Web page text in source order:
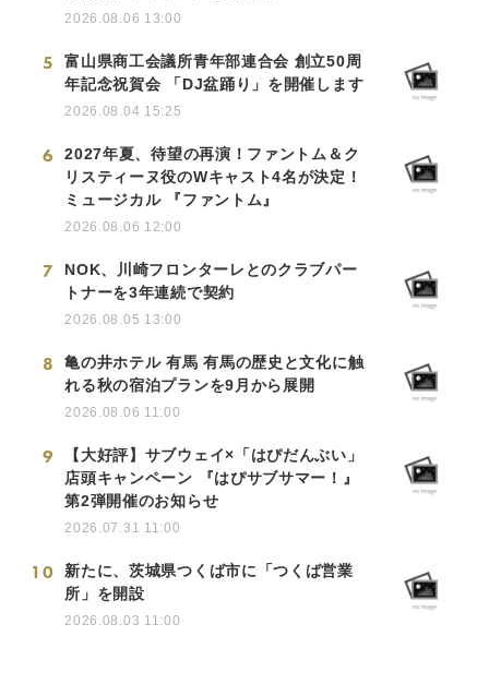
2026.08.06 13:00
5
富山県商工会議所青年部連合会 創立50周
年記念祝賀会 「DJ盆踊り」を開催します
2026.08.04 15:25
6
2027年夏、待望の再演！ファントム＆ク
リスティーヌ役のWキャスト4名が決定！
ミュージカル 『ファントム』
2026.08.06 12:00
7
NOK、川崎フロンターレとのクラブパー
トナーを3年連続で契約
2026.08.05 13:00
8
亀の井ホテル 有馬 有馬の歴史と文化に触
れる秋の宿泊プランを9月から展開
2026.08.06 11:00
9
【大好評】サブウェイ×「はぴだんぶい」
店頭キャンペーン 『はぴサブサマー！』
第2弾開催のお知らせ
2026.07.31 11:00
10
新たに、茨城県つくば市に「つくば営業
所」を開設
2026.08.03 11:00